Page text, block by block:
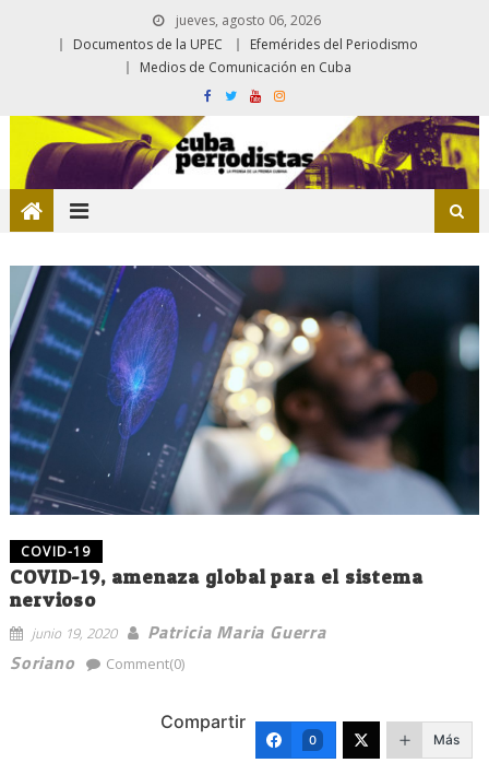
jueves, agosto 06, 2026
Documentos de la UPEC
Efemérides del Periodismo
Medios de Comunicación en Cuba
COVID-19
COVID-19, amenaza global para el sistema
nervioso
junio 19, 2020
Patricia Maria Guerra
Soriano
Comment(0)
Compartir
0 Más